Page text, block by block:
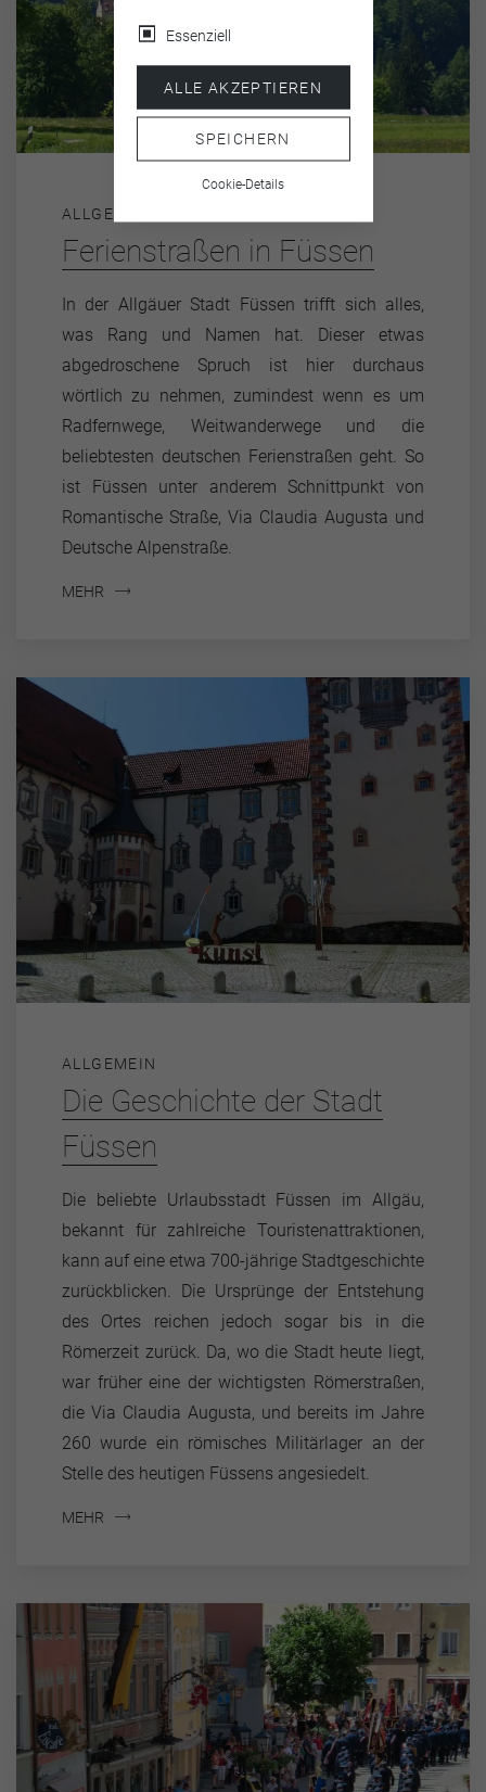
ALLGEMEIN
Ferienstraßen in Füssen
In der Allgäuer Stadt Füssen trifft sich alles,
was Rang und Namen hat. Dieser etwas
abgedroschene Spruch ist hier durchaus
wörtlich zu nehmen, zumindest wenn es um
Radfernwege, Weitwanderwege und die
beliebtesten deutschen Ferienstraßen geht. So
ist Füssen unter anderem Schnittpunkt von
Romantische Straße, Via Claudia Augusta und
Deutsche Alpenstraße.
MEHR
ALLGEMEIN
Die Geschichte der Stadt
Füssen
Die beliebte Urlaubsstadt Füssen im Allgäu,
bekannt für zahlreiche Touristenattraktionen,
kann auf eine etwa 700-jährige Stadtgeschichte
zurückblicken. Die Ursprünge der Entstehung
des Ortes reichen jedoch sogar bis in die
Römerzeit zurück. Da, wo die Stadt heute liegt,
war früher eine der wichtigsten Römerstraßen,
die Via Claudia Augusta, und bereits im Jahre
260 wurde ein römisches Militärlager an der
Stelle des heutigen Füssens angesiedelt.
MEHR
Essenziell
ALLE AKZEPTIEREN
SPEICHERN
Cookie-Details